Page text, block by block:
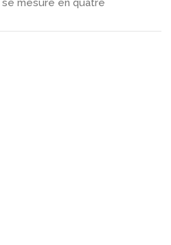
mesure en quatre